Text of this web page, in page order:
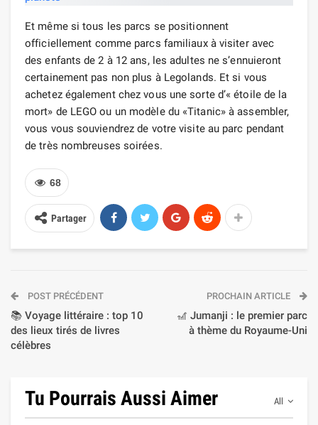
Et même si tous les parcs se positionnent
officiellement comme parcs familiaux à visiter avec
des enfants de 2 à 12 ans, les adultes ne s’ennuieront
certainement pas non plus à Legolands. Et si vous
achetez également chez vous une sorte d’« étoile de la
mort» de LEGO ou un modèle du «Titanic» à assembler,
vous vous souviendrez de votre visite au parc pendant
de très nombreuses soirées.
68
Partager
POST PRÉCÉDENT
📚 Voyage littéraire : top 10
des lieux tirés de livres
célèbres
PROCHAIN ARTICLE
🎢 Jumanji : le premier parc
à thème du Royaume-Uni
All
Tu Pourrais Aussi Aimer